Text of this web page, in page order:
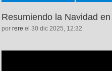
Resumiendo la Navidad
por rere el 30 dic 2025, 12:32